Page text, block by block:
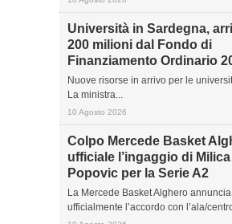
Università in Sardegna,
200 milioni dal Fondo di
Finanziamento Ordinario
Nuove risorse in arrivo per le
La ministra...
10 Agosto 2026
Colpo Mercede Basket
ufficiale l’ingaggio di Milica
Popovic per la Serie A2
La Mercede Basket Alghero annuncia
ufficialmente l’accordo con l’ala/